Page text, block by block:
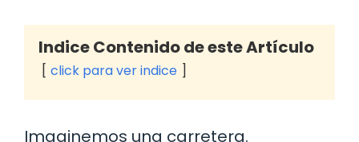
Indice Contenido de este Artículo
click para ver indice
Imaginemos una carretera.